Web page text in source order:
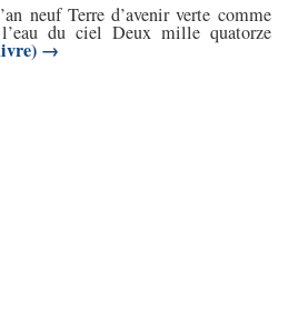
neuf Terre d’avenir verte comme
du ciel Deux mille quatorze
→